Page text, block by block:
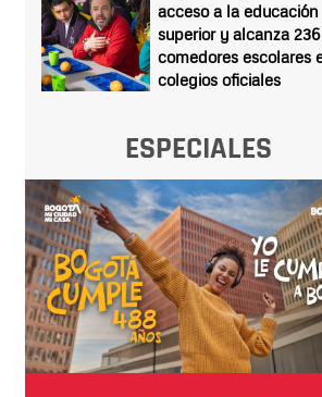
acceso a la educación
superior y alcanza 236
comedores escolares
colegios oficiales
ESPECIALES